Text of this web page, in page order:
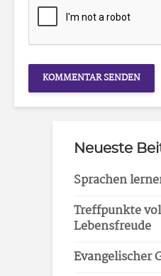
Neueste
Sprachen
Treffpunkte
Lebensfreude
Evangelischer